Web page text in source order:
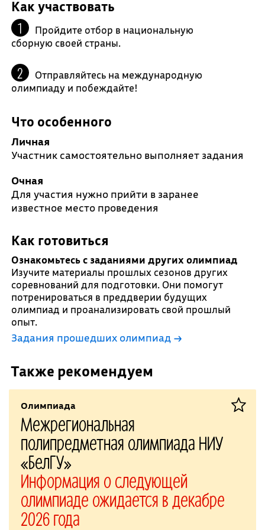
Как участвовать
Пройдите отбор в национальную
сборную своей страны.
Отправляйтесь на международную
олимпиаду и побеждайте!
Что особенного
Личная
Участник самостоятельно выполняет задания
Очная
Для участия нужно прийти в заранее
известное место проведения
Как готовиться
Ознакомьтесь с заданиями других олимпиад
Изучите материалы прошлых сезонов других
соревнований для подготовки. Они помогут
потренироваться в преддверии будущих
олимпиад и проанализировать свой прошлый
опыт.
Задания прошедших олимпиад →
Также рекомендуем
Олимпиада
Межрегиональная
полипредметная олимпиада НИУ
«БелГУ»
Информация о следующей
олимпиаде ожидается в декабре
2026 года